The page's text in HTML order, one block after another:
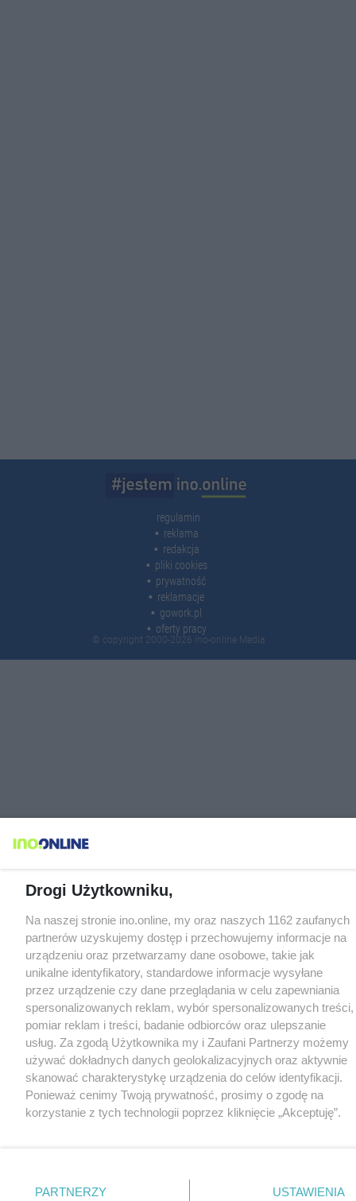
regulamin
reklama
redakcja
pliki cookies
prywatność
reklamacje
gowork.pl
oferty pracy
© copyright 2000-2026 Ino-online Media
Drogi Użytkowniku,
Na naszej stronie ino.online, my oraz naszych 1162 zaufanych
partnerów uzyskujemy dostęp i przechowujemy informacje na
urządzeniu oraz przetwarzamy dane osobowe, takie jak
unikalne identyfikatory, standardowe informacje wysyłane
przez urządzenie czy dane przeglądania w celu zapewniania
spersonalizowanych reklam, wybór spersonalizowanych treści,
pomiar reklam i treści, badanie odbiorców oraz ulepszanie
usług. Za zgodą Użytkownika my i Zaufani Partnerzy możemy
używać dokładnych danych geolokalizacyjnych oraz aktywnie
skanować charakterystykę urządzenia do celów identyfikacji.
Ponieważ cenimy Twoją prywatność, prosimy o zgodę na
korzystanie z tych technologii poprzez kliknięcie „Akceptuję”.
nie wymagają zgody użytkownika, ale masz prawo sprzeciwić
PARTNERZY USTAWIENIA